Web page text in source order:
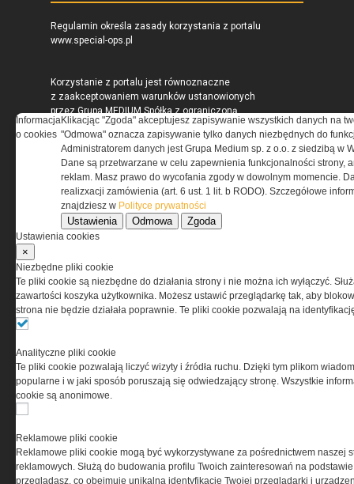
Regulamin określa zasady korzystania z portalu
www.special-ops.pl
Korzystanie z portalu jest równoznaczne
z zaakceptowaniem warunków ustanowionych
przez Grupa MEDIUM Spółka z ograniczoną
odpowiedzialnością Spółka komandytowa, nr KRS:
0000537655, NIP 1132860378, REGON 146393437
(zwana dalej Grupa MEDIUM) w postaci Regulaminu.
Przeczytaj regulamin
PRYWATNOŚĆ
Ta witryna wykorzystuje pliki cookies do przechowywania
w tym w sposób dostosowany do indywidualnych potrzeb.
Korzystanie z witryny bez zmiany ustawień dotyczących
cookies oznacza, że będą one zamieszczane w Twoim
urządzeniu końcowym. W każdym momencie możesz
serwisu prosimy o zapoznanie się z naszą
prywatnościorazinformacją o cookies.
Informacja
o cookies
Klikacjąc "Zgoda" akceptujesz zapisywanie wszystkich danych na
"Odmowa" oznacza zapisywanie tylko danych niezbędnych do
Administratorem danych jest Grupa Medium sp. z o.o. z siedzibą w
Dane są przetwarzane w celu zapewnienia funkcjonalności strony,
reklam. Masz prawo do wycofania zgody w dowolnym momencie.
realizxacji zamówienia (art. 6 ust. 1 lit. b RODO). Szczegółowe
znajdziesz w Polityce prywatności
Ustawienia Odmowa Zgoda
Ustawienia cookies
×
Niezbędne pliki cookie
Te pliki cookie są niezbędne do działania strony i nie można ich wyłączyć.
zawartości koszyka użytkownika. Możesz ustawić przeglądarkę tak, aby
strona nie będzie działała poprawnie. Te pliki cookie pozwalają na
Analityczne pliki cookie
Te pliki cookie pozwalają liczyć wizyty i źródła ruchu. Dzięki tym plikom
popularne i w jaki sposób poruszają się odwiedzający stronę. Wszystkie
cookie są anonimowe.
Reklamowe pliki cookie
Reklamowe pliki cookie mogą być wykorzystywane za pośrednictwem naszej
reklamowych. Służą do budowania profilu Twoich zainteresowań na
przeglądasz, co obejmuje unikalną identyfikację Twojej przeglądarki i